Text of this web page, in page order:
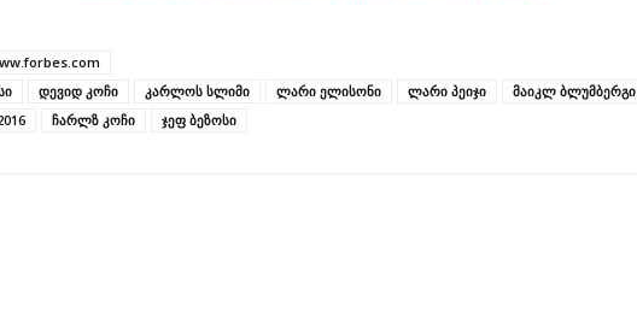
დევიდ კოჩი კარლოს სლიმი ლარი ელისონი ლარი პეიჯი მაიკლ ბლუმბერგი
ჩარლზ კოჩი ჯეფ ბეზოსი